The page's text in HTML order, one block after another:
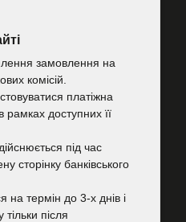
замовлення на
комісій.
платіжна
рамках доступних її
під час
сторінку банківського
на термін до 3-х днів і
після